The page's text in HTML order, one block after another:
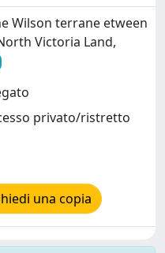
Wilson terrane etween
Victoria Land,
privato/ristretto
una copia